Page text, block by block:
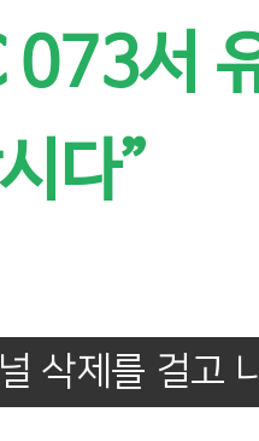
073서
다”
삭제를 걸고